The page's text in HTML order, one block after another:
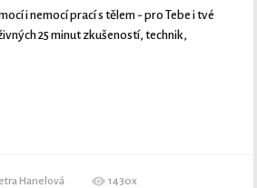
i nemocí prací s tělem - pro Tebe i tvé
25 minut zkušeností, technik,
Hanelová
1430x